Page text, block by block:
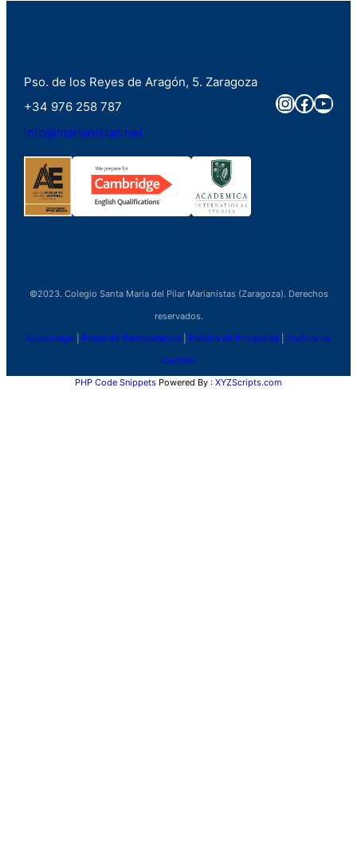
Pso. de los Reyes de Aragón, 5. Zaragoza
+34 976 258 787
info@marianistas.net
©2023. Colegio Santa Maria del Pilar Marianistas (Zaragoza). Derechos
reservados.
Aviso Legal Portal de Transparencia Política de Privacidad Política de
Cookies
PHP Code Snippets Powered By : XYZScripts.com